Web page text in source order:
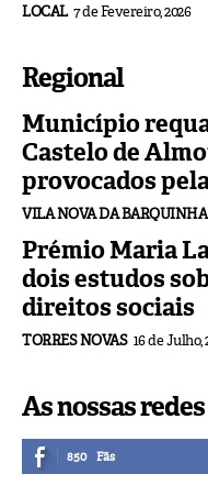
LOCAL 7 de Fevereiro, 2026
Regional
Município
Castelo de
provocados
VILA NOVA DA BARQUINHA
Prémio Maria
dois estudos
direitos sociais
TORRES NOVAS 16 de Julho,
As nossas
850 Fãs